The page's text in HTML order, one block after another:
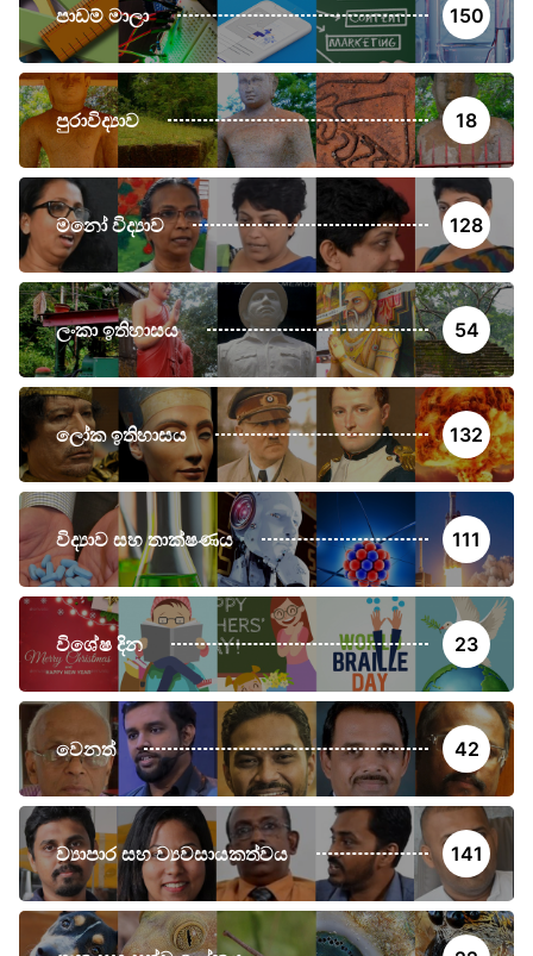
පාඩම් මාලා 150
පුරාවිද්‍යාව 18
මනෝ විද්‍යාව 128
ලංකා ඉතිහාසය 54
ලෝක ඉතිහාසය 132
විද්‍යාව සහ තාක්ෂණය 111
විශේෂ දින 23
වෙනත් 42
ව්‍යාපාර සහ ව්‍යවසායකත්වය 141